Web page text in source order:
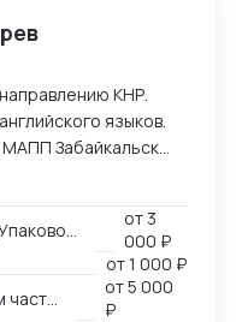
КНР.
Забайкальск
от 3
000 ₽
от1 000 ₽
от5 000
₽